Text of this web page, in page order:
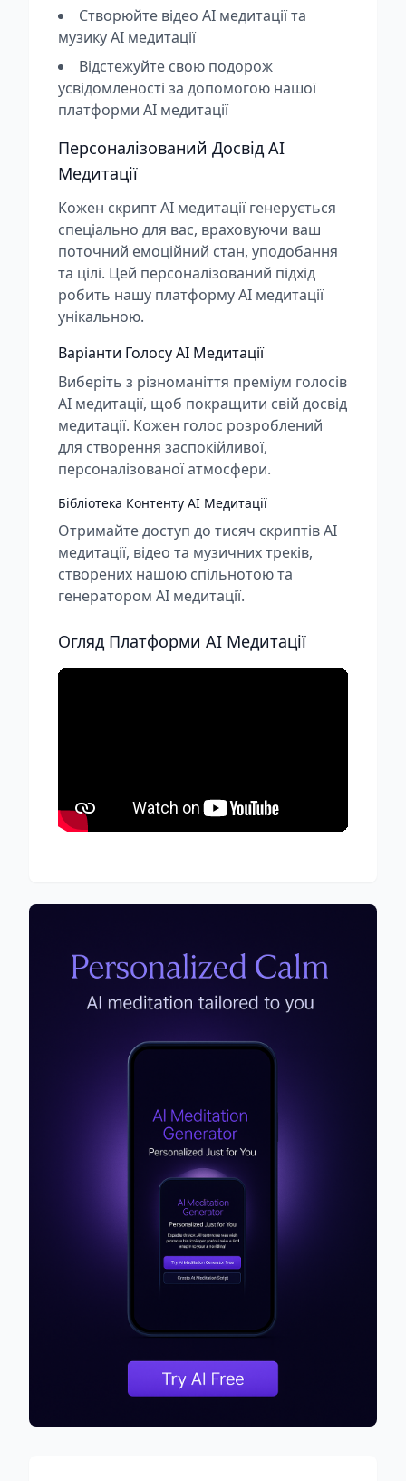
Створюйте відео AI медитації та
музику AI медитації
Відстежуйте свою подорож
усвідомленості за допомогою нашої
платформи AI медитації
Персоналізований Досвід AI
Медитації
Кожен скрипт AI медитації генерується
спеціально для вас, враховуючи ваш
поточний емоційний стан, уподобання
та цілі. Цей персоналізований підхід
робить нашу платформу AI медитації
унікальною.
Варіанти Голосу AI Медитації
Виберіть з різноманіття преміум голосів
AI медитації, щоб покращити свій досвід
медитації. Кожен голос розроблений
для створення заспокійливої,
персоналізованої атмосфери.
Бібліотека Контенту AI Медитації
Отримайте доступ до тисяч скриптів AI
медитації, відео та музичних треків,
створених нашою спільнотою та
генератором AI медитації.
Огляд Платформи AI Медитації